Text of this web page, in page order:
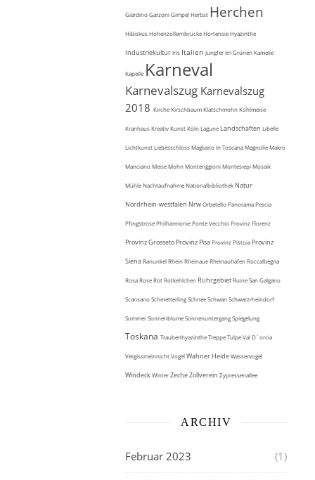
Giardino GarzoniGimpelHerbst Herchen
HibiskusHohenzollernbrückeHortensieHyazinthe
IndustriekulturIris Italien Jungfer Im GrünenKamelie
Kapelle Karneval
Karnevalszug Karnevalszug
2018 KircheKirschbaumKlatschmohnKohlmeise
KranhausKreativKunstKölnLagune Landschaften Libelle
LichtkunstLiebesschlossMagliano In ToscanaMagnolieMakro
MancianoMeiseMohnMonteriggioniMontesiepiMosaik
MühleNachtaufnahmeNationalbibliothek Natur
Nordrhein-westfalen NrwOrbetelloPanoramaPescia
PfingstrosePhilharmoniePonte VecchioProvinz Florenz
Provinz Grosseto Provinz PisaProvinz Pistoia Provinz
SienaRanunkelRheinRheinaueRheinauhafenRoccalbegna
RosaRoseRotRotkehlchen RuhrgebietRuineSan Galgano
ScansanoSchmetterlingSchneeSchwanSchwarzrheindorf
SommerSonnenblumeSonnenuntergangSpiegelung
Toskana TraubenhyazintheTreppeTulpeVal D´orcia
VergissmeinnichtVogelWahner HeideWasservogel
WindeckWinterZeche Zollverein Zypressenallee
ARCHIV
Februar 2023 (1)